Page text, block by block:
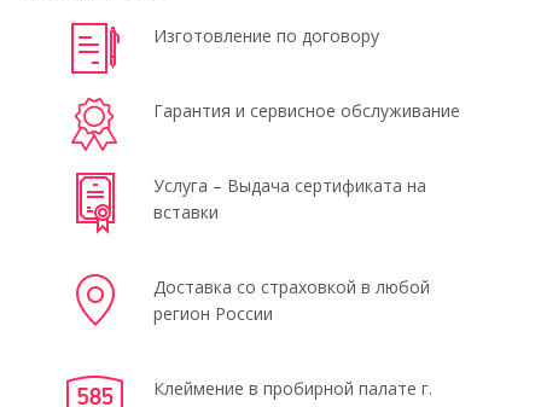
Изготовление по договору
Гарантия и сервисное обслуживание
Услуга – Выдача сертификата на
вставки
Доставка со страховкой в любой
регион России
Клеймение в пробирной палате г.